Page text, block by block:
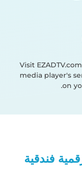
Visit
media player's
on
فندقية